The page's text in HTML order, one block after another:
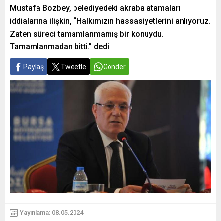
Mustafa Bozbey, belediyedeki akraba atamaları
iddialarına ilişkin, “Halkımızın hassasiyetlerini anlıyoruz.
Zaten süreci tamamlanmamış bir konuydu.
Tamamlanmadan bitti.” dedi.
Paylaş Tweetle Gönder
Yayınlama: 08.05.2024